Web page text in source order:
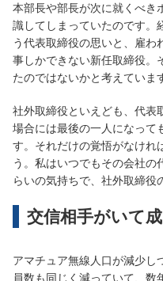
本部長や部長が次に就くべき
識してしまっていたのです。
う代表取締役の思いと、雇わ
事しかできない新任取締役。
たのではないかと考えていま
社外取締役といえども、代表
場合には最後の一人になって
す。それだけの覚悟がなけれ
う。私はいつでもその会社の
らいの気持ちで、社外取締役
交信相手がいて
アマチュア無線人口が減少し
員数も同じく減っていて、数